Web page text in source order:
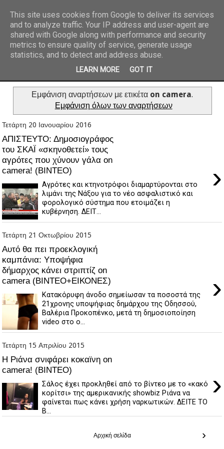
REPORTAZ NET
Εμφάνιση αναρτήσεων με ετικέτα on camera.
Εμφάνιση όλων των αναρτήσεων
Τετάρτη 20 Ιανουαρίου 2016
ΑΠΙΣΤΕΥΤΟ: Δημοσιογράφος
του ΣΚΑΪ «σκηνοθετεί» τους
αγρότες που χύνουν γάλα on
camera! (ΒΙΝΤΕΟ)
›
Αγρότες και κτηνοτρόφοι διαμαρτύρονται στο
λιμάνι της Νάξου για το νέο ασφαλιστικό και
φορολογικό σύστημα που ετοιμάζει η
κυβέρνηση. ΔΕΙΤ...
Τετάρτη 21 Οκτωβρίου 2015
Αυτό θα πει προεκλογική
καμπάνια: Υποψήφια
δήμαρχος κάνει στριπτίζ on
camera (ΒΙΝΤΕΟ+ΕΙΚΟΝΕΣ)
›
Κατακόρυφη άνοδο σημείωσαν τα ποσοστά της
21χρονης υποψήφιας δημάρχου της Οδησσού,
Βαλέρια Προκοπένκο, μετά τη δημοσιοποίηση
video στο ο...
Τετάρτη 15 Απριλίου 2015
Η Ριάνα σνιφάρει κοκαϊνη on
camera! (ΒΙΝΤΕΟ)
›
Σάλος έχει προκληθεί από το βίντεο με το «κακό
κορίτσι» της αμερικανικής showbiz Ριάνα να
φαίνεται πως κάνει χρήση ναρκωτικών. ΔΕΙΤΕ ΤΟ
Β...
›
Αρχική σελίδα
This site uses cookies from Google to deliver its services
and to analyze traffic. Your IP address and user-agent are
shared with Google along with performance and security
metrics to ensure quality of service, generate usage
statistics, and to detect and address abuse.
LEARN MORE GOT IT